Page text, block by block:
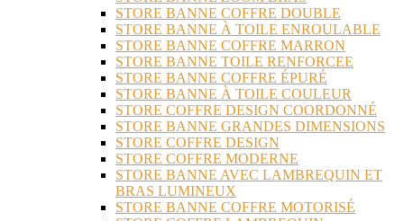
STORE BANNE COFFRE DOUBLE
STORE BANNE À TOILE ENROULABLE
STORE BANNE COFFRE MARRON
STORE BANNE TOILE RENFORCEE
STORE BANNE COFFRE ÉPURÉ
STORE BANNE À TOILE COULEUR
STORE COFFRE DESIGN COORDONNÉ
STORE BANNE GRANDES DIMENSIONS
STORE COFFRE DESIGN
STORE COFFRE MODERNE
STORE BANNE AVEC LAMBREQUIN ET
BRAS LUMINEUX
STORE BANNE COFFRE MOTORISÉ